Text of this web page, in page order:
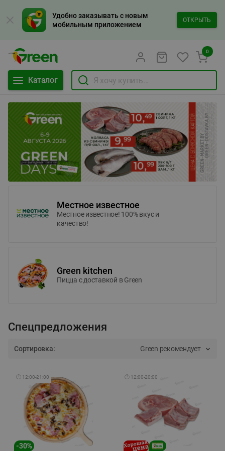
Удобно заказывать с новым
мобильным приложением
ОТКРЫТЬ
Каталог
0
Местное известное
Местное известное! 100% вкус и
качество!
Green kitchen
Пицца c доставкой в Green
Спецпредложения
Сортировка: Green рекомендует
🕘 12:00-21:00
-30%
🕘 12:00-20:00